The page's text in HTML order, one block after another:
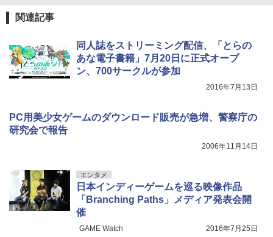
関連記事
同人誌をストリーミング配信、「とらの
あな電子書籍」7月20日に正式オープ
ン、700サークルが参加
2016年7月13日
PC用美少女ゲームのダウンロード販売が急増、警察庁の
研究会で報告
2006年11月14日
エンタメ
日本インディーゲームを巡る映像作品
「Branching Paths」メディア発表会開
催
GAME Watch 2016年7月25日